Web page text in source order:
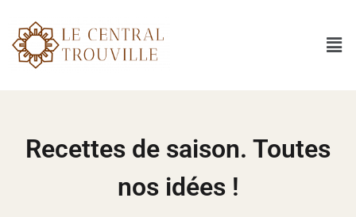
Recettes de saison. Toutes
nos idées !